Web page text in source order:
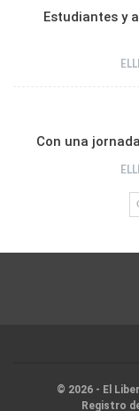
Estudiantes y
Con una
© 2026 - El
Registro